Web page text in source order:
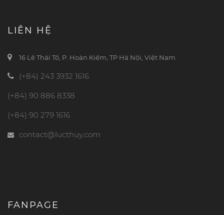
LIÊN HỆ
16 Lê Thái Tổ, P. Hoàn Kiếm, TP Hà Nội, Việt Nam
(+84) 243 3932 1616
(+84) 90 886 8338
(+84) 90 279 1616
contact@lucthuy.com
FANPAGE